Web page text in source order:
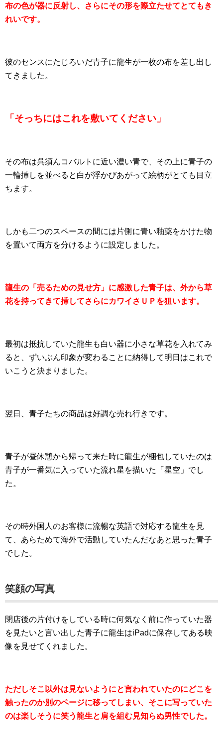
布の色が器に反射し、さらにその形を際立たせてとてもき
れいです。
彼のセンスにたじろいだ青子に龍生が一枚の布を差し出し
てきました。
「そっちにはこれを敷いてください」
その布は呉須んコバルトに近い濃い青で、その上に青子の
一輪挿しを並べると白が浮かびあがって絵柄がとても目立
ちます。
しかも二つのスペースの間には片側に青い釉薬をかけた物
を置いて両方を分けるように設定しました。
龍生の「売るための見せ方」に感激した青子は、外から草
花を持ってきて挿してさらにカワイさＵＰを狙います。
最初は抵抗していた龍生も白い器に小さな草花を入れてみ
ると、ずいぶん印象が変わることに納得して明日はこれで
いこうと決まりました。
翌日、青子たちの商品は好調な売れ行きです。
青子が昼休憩から帰って来た時に龍生が梱包していたのは
青子が一番気に入っていた流れ星を描いた「星空」でし
た。
その時外国人のお客様に流暢な英語で対応する龍生を見
て、あらためて海外で活動していたんだなあと思った青子
でした。
笑顔の写真
閉店後の片付けをしている時に何気なく前に作っていた器
を見たいと言い出した青子に龍生はiPadに保存してある映
像を見せてくれました。
ただしそこ以外は見ないようにと言われていたのにどこを
触ったのか別のページに移ってしまい、そこに写っていた
のは楽しそうに笑う龍生と肩を組む見知らぬ男性でした。